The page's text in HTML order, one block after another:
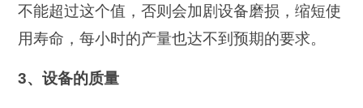
不能超过这个值，否则会加剧设备磨损，缩短使
用寿命，每小时的产量也达不到预期的要求。
3、设备的质量